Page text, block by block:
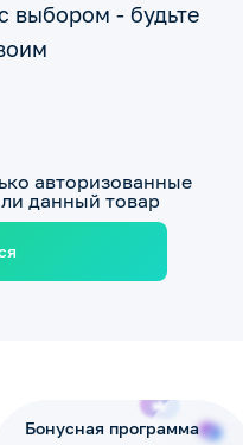
выбором - будьте
авторизованные
данный товар
Бонусная программа